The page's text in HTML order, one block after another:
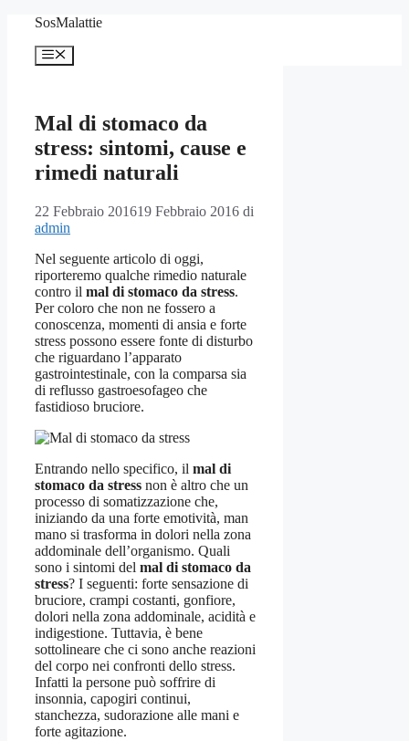
contenuto
SosMalattie
Menu
Mal di stomaco da
stress: sintomi, cause e
rimedi naturali
22 Febbraio 201619 Febbraio 2016 di
admin
Nel seguente articolo di oggi,
riporteremo qualche rimedio naturale
contro il mal di stomaco da stress.
Per coloro che non ne fossero a
conoscenza, momenti di ansia e forte
stress possono essere fonte di disturbo
che riguardano l’apparato
gastrointestinale, con la comparsa sia
di reflusso gastroesofageo che
fastidioso bruciore.
Entrando nello specifico, il mal di
stomaco da stress non è altro che un
processo di somatizzazione che,
iniziando da una forte emotività, man
mano si trasforma in dolori nella zona
addominale dell’organismo. Quali
sono i sintomi del mal di stomaco da
stress? I seguenti: forte sensazione di
bruciore, crampi costanti, gonfiore,
dolori nella zona addominale, acidità e
indigestione. Tuttavia, è bene
sottolineare che ci sono anche reazioni
del corpo nei confronti dello stress.
Infatti la persone può soffrire di
insonnia, capogiri continui,
stanchezza, sudorazione alle mani e
forte agitazione.